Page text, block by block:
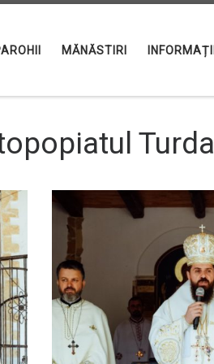
MĂNĂSTIRI INFORMAȚII
Turda